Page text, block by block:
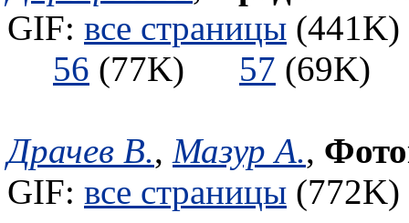
GIF: все страницы
56 (77K) 57
Драчев В., Мазур А.,
GIF: все страницы